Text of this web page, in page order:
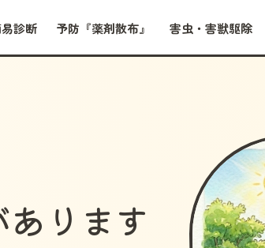
診断 予防『薬剤散布』 害虫・害獣駆除
ります